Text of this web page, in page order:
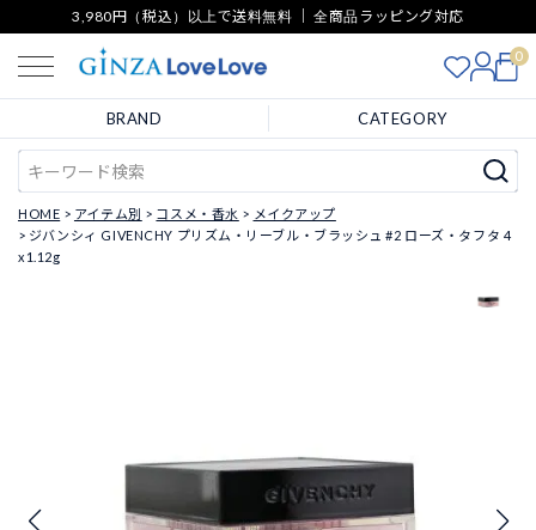
3,980円（税込）以上で送料無料 ｜ 全商品ラッピング対応
0
BRAND CATEGORY
HOME アイテム別 コスメ・香水
メイクアップ
ジバンシィ GIVENCHY プリズム・リーブル・ブラッシュ #2 ローズ・タフタ 4
x1.12g